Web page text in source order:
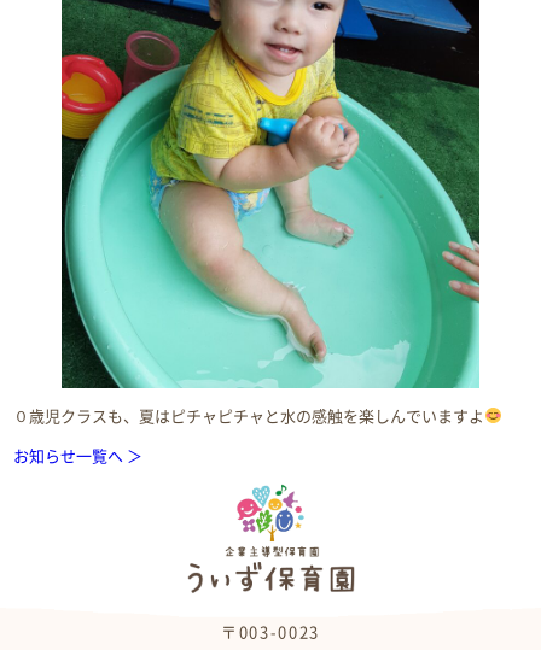
０歳児クラスも、夏はピチャピチャと水の感触を楽しんでいますよ
お知らせ一覧へ ＞
〒003-0023